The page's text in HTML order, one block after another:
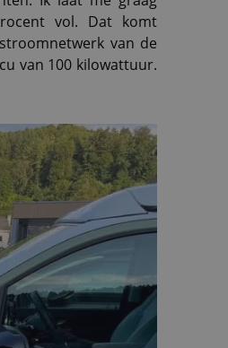
vol. Dat komt
van de
van 100 kilowattuur.